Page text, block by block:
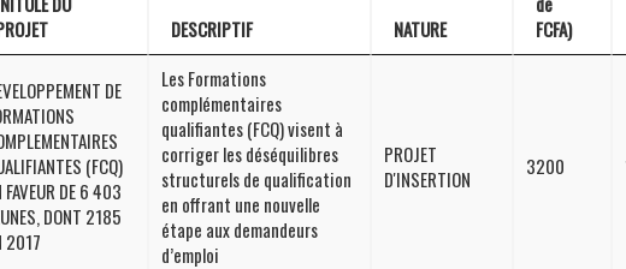
DESCRIPTIF NATURE
FCFA)
DESCRIPTIF
FCFA)
DE
(FCQ)
FAVEUR DE 6 403
DONT 2185
2017
Les Formations
complémentaires
qualifiantes (FCQ) visent à
corriger les déséquilibres
structurels de qualification
en offrant une nouvelle
étape aux demandeurs
d’emploi
PROJET
D'INSERTION
3200